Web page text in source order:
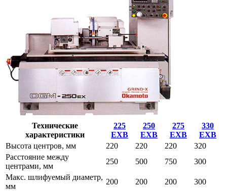
Технические
характеристики
225
EXB
250
EXB
275
EXB
330
EXB
Высота центров, мм
220 220 220
320
Расстояние между
центрами, мм
250 500 750
300
Макс. шлифуемый диаметр,
мм
200 200 200
300